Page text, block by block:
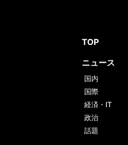
TOP
ニュース
国内
国際
経済・IT
政治
話題